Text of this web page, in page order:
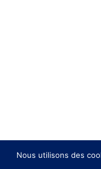
Nous utilisons des